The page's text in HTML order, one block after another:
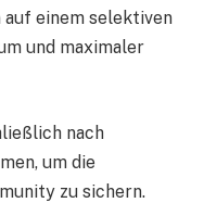
einem selektiven
und maximaler
nach
um die
zu sichern.